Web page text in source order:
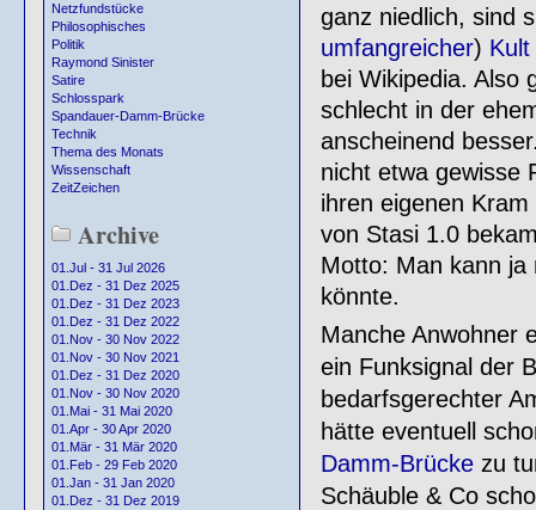
Netzfundstücke
Philosophisches
Politik
Raymond Sinister
Satire
Schlosspark
Spandauer-Damm-Brücke
Technik
Thema des Monats
Wissenschaft
ZeitZeichen
Archive
01.Jul - 31 Jul 2026
01.Dez - 31 Dez 2025
01.Dez - 31 Dez 2023
01.Dez - 31 Dez 2022
01.Nov - 30 Nov 2022
01.Nov - 30 Nov 2021
01.Dez - 31 Dez 2020
01.Nov - 30 Nov 2020
01.Mai - 31 Mai 2020
01.Apr - 30 Apr 2020
01.Mär - 31 Mär 2020
01.Feb - 29 Feb 2020
01.Jan - 31 Jan 2020
01.Dez - 31 Dez 2019
ganz niedlich, sind
umfangreicher)
bei Wikipedia. Also
schlecht in der
anscheinend
nicht etwa gewisse
ihren eigenen
von Stasi 1.0
Motto: Man kann ja
könnte.
Manche Anwohner
ein Funksignal der
bedarfsgerechter
hätte eventuell
Damm-Brückezu
Schäuble & Co